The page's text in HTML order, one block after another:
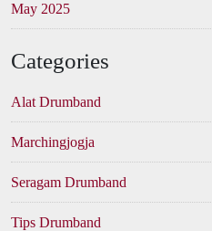
May 2025
Categories
Alat Drumband
Marchingjogja
Seragam Drumband
Tips Drumband